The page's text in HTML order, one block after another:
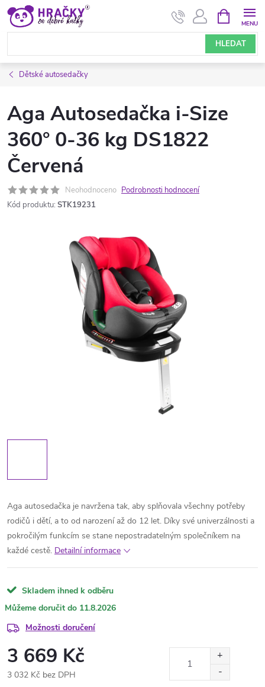
Přejít
obsah
HLEDAT
NÁKUPNÍ
KOŠÍK
Dětské autosedačky
Aga Autosedačka i-Size
360° 0-36 kg DS1822
Červená
Neohodnoceno Podrobnosti hodnocení
Kód produktu: STK19231
Aga autosedačka je navržena tak, aby splňovala všechny potřeby
rodičů i dětí, a to od narození až do 12 let. Díky své univerzálnosti a
pokročilým funkcím se stane nepostradatelným společníkem na
každé cestě. Detailní informace
Skladem ihned k odběru
11.8.2026
Možnosti doručení
3 669 Kč
3 032 Kč bez DPH